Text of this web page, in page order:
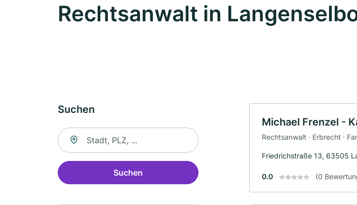
Rechtsanwalt in
Suchen
Suche nach Ort
Suchen
Michael Frenzel -
Rechtsanwalt · Erbrecht ·
Friedrichstraße 13, 63505
0.0 (0